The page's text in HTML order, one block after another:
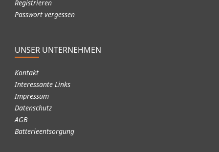
Registrieren
Passwort vergessen
UNSER UNTERNEHMEN
Kontakt
Interessante Links
Impressum
Datenschutz
AGB
Batterieentsorgung